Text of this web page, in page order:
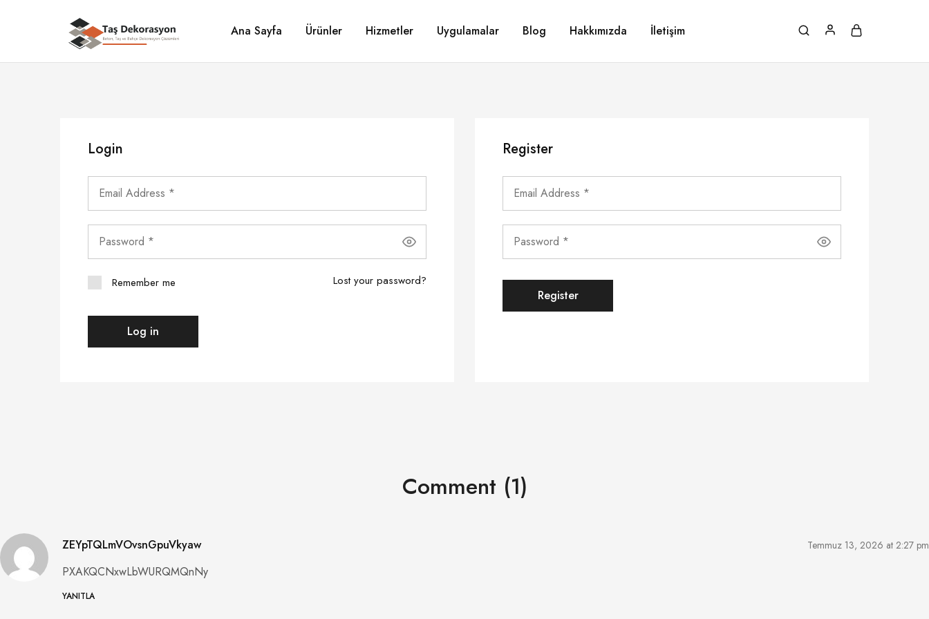
Taş
Dekorasyon
Beton,
Taş
Ana Sayfa Ürünler Hizmetler Uygulamalar Blog Hakkımızda İletişim
Login
Remember me Lost your password?
Log in
Register
Register
Comment (1)
ZEYpTQLmVOvsnGpuVkyaw Temmuz 13, 2026 at 2:27 pm
PXAKQCNxwLbWURQMQnNy
YANITLA